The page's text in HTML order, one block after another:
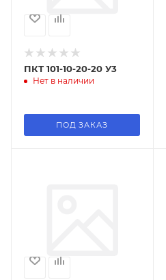
ПКТ 101-10-20-20 У3
Нет в наличии
ПОД ЗАКАЗ